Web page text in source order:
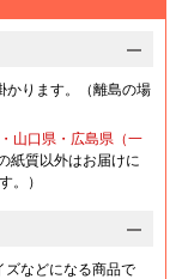
かります。（離島の場
山口県・広島県（一
紙質以外はお届けに
。）
ズなどになる商品で